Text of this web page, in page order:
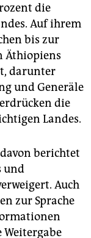
die
Auf ihrem
bis zur
Äthiopiens
darunter
und Generäle
die
Landes.
berichtet
und
Auch
zur Sprache